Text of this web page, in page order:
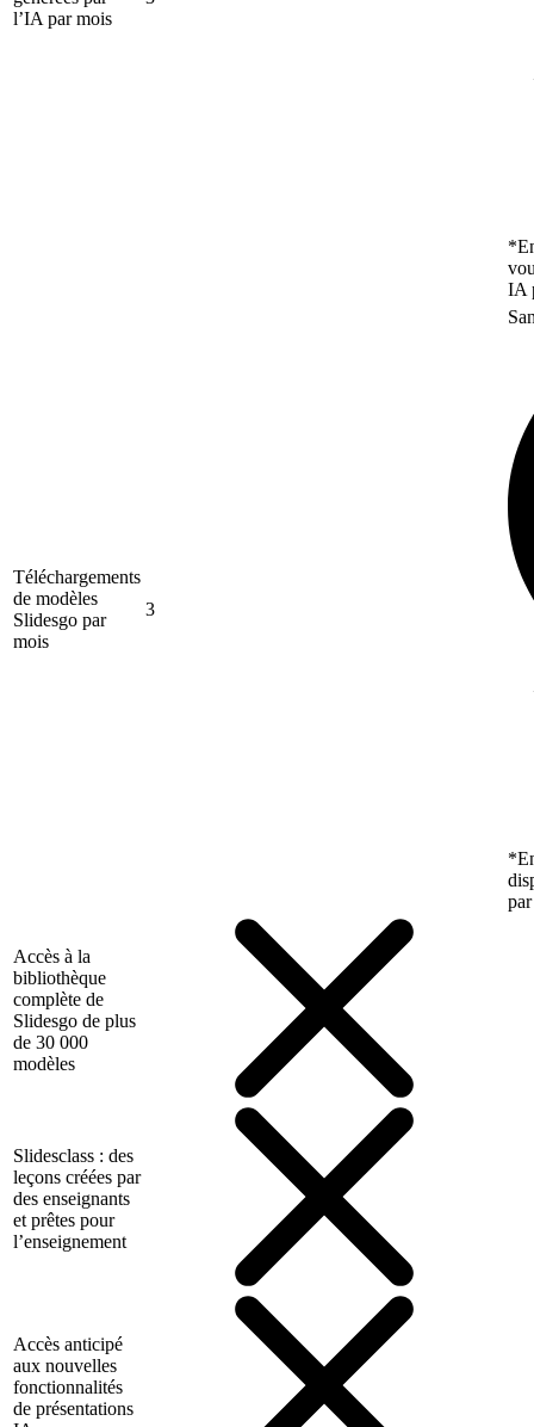
l’IA par mois
IA
Téléchargements
de modèles
Slidesgo par
mois
3
Accès à la
bibliothèque
complète de
Slidesgo de plus
de 30 000
modèles
Slidesclass : des
leçons créées par
des enseignants
et prêtes pour
l’enseignement
Accès anticipé
aux nouvelles
fonctionnalités
de présentations